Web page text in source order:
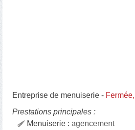
Entreprise de menuiserie -
Prestations principales :
Menuiserie : agencement